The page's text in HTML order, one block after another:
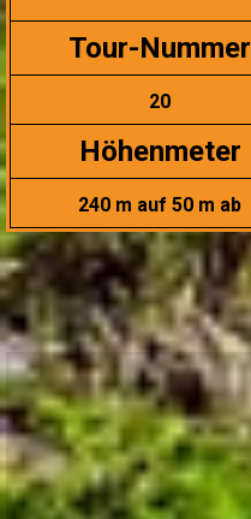
Tour-Nummer
20
Höhenmeter
240 m auf 50 m ab